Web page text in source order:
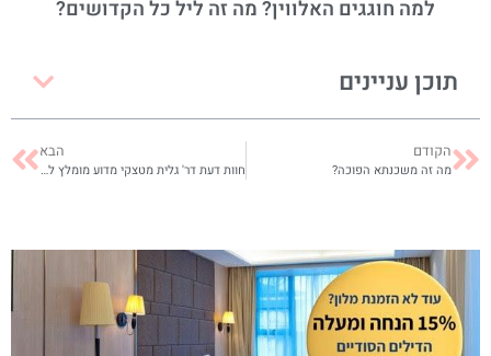
למה חוגגים האלווין? מה זה ליל כל הקדושים?
תוכן עניינים
הקודם
מה זה משכנתא הפוכה?
הבא
חוות דעת דר' גלית מטצקי מדוע מומלץ לעשות השתלות שיניים אצל רופא פרטי